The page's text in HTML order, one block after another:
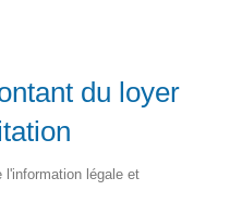
du loyer
l'information légale et